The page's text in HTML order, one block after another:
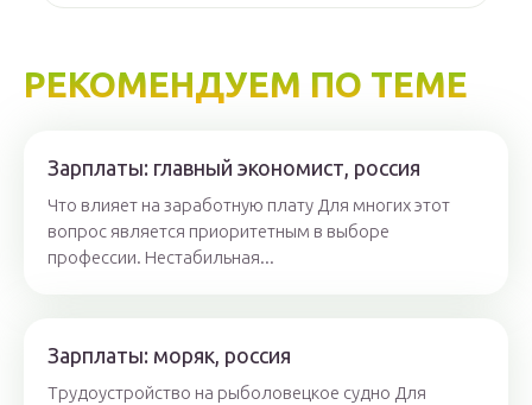
РЕКОМЕНДУЕМ ПО ТЕМЕ
Зарплаты: главный экономист, россия
Что влияет на заработную плату Для многих этот
вопрос является приоритетным в выборе
профессии. Нестабильная...
Зарплаты: моряк, россия
Трудоустройство на рыболовецкое судно Для